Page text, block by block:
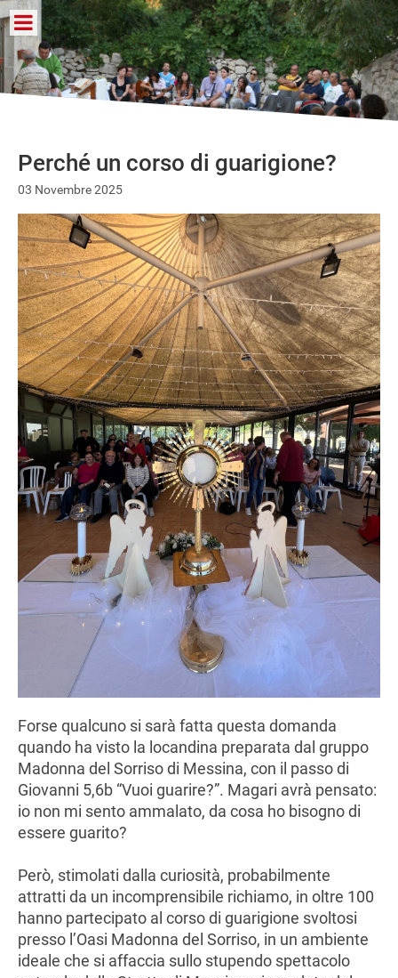
Perché un corso di guarigione?
03 Novembre 2025
Forse qualcuno si sarà fatta questa domanda
quando ha visto la locandina preparata dal gruppo
Madonna del Sorriso di Messina, con il passo di
Giovanni 5,6b “Vuoi guarire?”. Magari avrà pensato:
io non mi sento ammalato, da cosa ho bisogno di
essere guarito?
Però, stimolati dalla curiosità, probabilmente
attratti da un incomprensibile richiamo, in oltre 100
hanno partecipato al corso di guarigione svoltosi
presso l’Oasi Madonna del Sorriso, in un ambiente
ideale che si affaccia sullo stupendo spettacolo